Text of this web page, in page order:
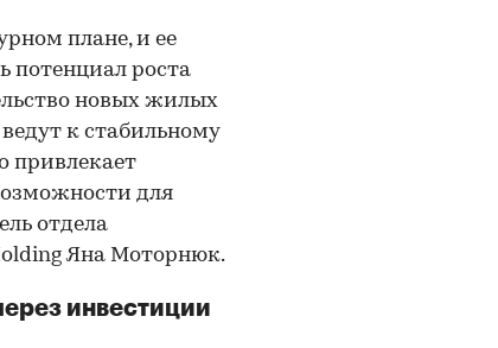
плане, и ее
потенциал роста
новых жилых
к стабильному
привлекает
для
отдела
Яна Моторнюк.
инвестиции